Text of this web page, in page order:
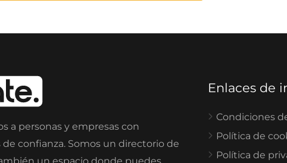
a personas y empresas con
confianza. Somos un directorio de
Enlaces de
Condiciones
Política de
Política de